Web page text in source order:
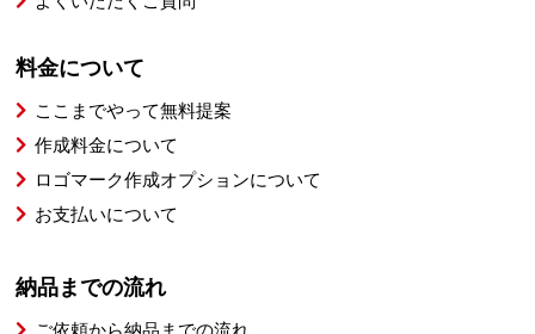
料金について
ここまでやって無料提案
作成料金について
ロゴマーク作成オプションについて
お支払いについて
納品までの流れ
ご依頼から納品までの流れ